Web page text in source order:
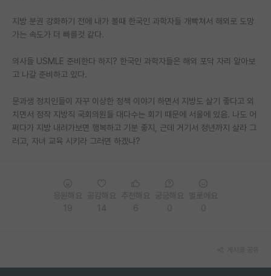
지방 분권 강화하기 전에 내가 볼때 한국인 과학자들 개빡쳐서 해외로 도망
가는 속도가 더 빠를것 같다.
의사들 USMLE 준비한다 하지? 한국인 과학자들은 해외 포닥 자리 알아보
고 나갈 준비하고 있다.
문과생 정치인들이 자꾸 이상한 정책 이야기 하면서 지방도 살기 좋다고 외
치면서 정작 지방직 국회의원들 대다수는 회기 때문에 서울에 있음. 나도 어
쩌다가 지방 내려가보면 행복하고 기분 좋지, 근데 거기서 정년까지 살라 그
러고, 자녀 교육 시키라 그러면 하겠냐?